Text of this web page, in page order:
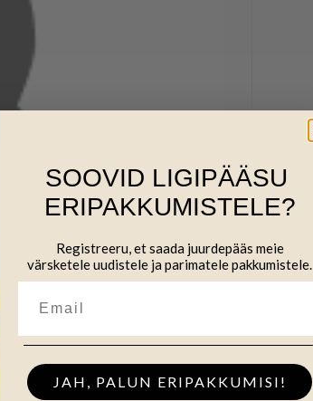
SOOVID LIGIPÄÄSU
ERIPAKKUMISTELE?
Registreeru, et saada juurdepääs meie
värsketele uudistele ja parimatele pakkumistele.
JAH, PALUN ERIPAKKUMISI!